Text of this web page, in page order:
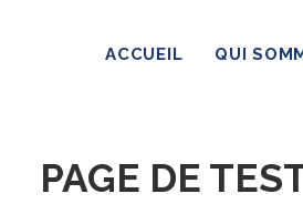
ACCUEIL QUI
PAGE DE